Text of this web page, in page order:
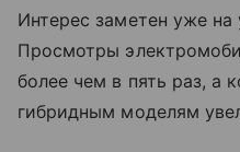
Интерес заметен уже на
Просмотры
более чем в пять раз, а
гибридным моделям